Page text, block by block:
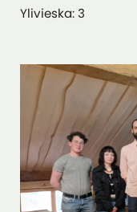
Ylivieska: 3